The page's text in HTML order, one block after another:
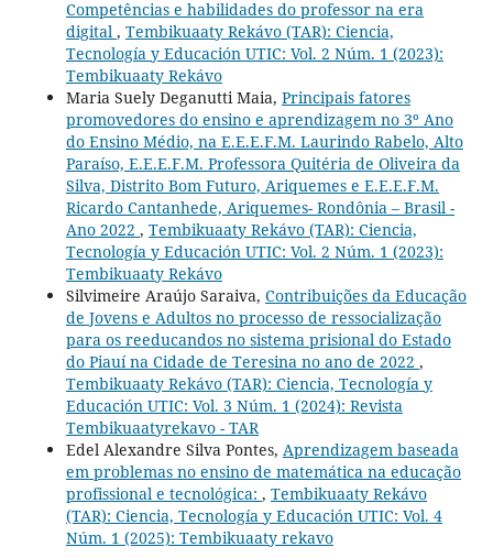
Competências e habilidades do professor na era
digital , Tembikuaaty Rekávo (TAR): Ciencia,
Tecnología y Educación UTIC: Vol. 2 Núm. 1 (2023):
Tembikuaaty Rekávo
Maria Suely Deganutti Maia, Principais fatores
promovedores do ensino e aprendizagem no 3º Ano
do Ensino Médio, na E.E.E.F.M. Laurindo Rabelo, Alto
Paraíso, E.E.E.F.M. Professora Quitéria de Oliveira da
Silva, Distrito Bom Futuro, Ariquemes e E.E.E.F.M.
Ricardo Cantanhede, Ariquemes- Rondônia – Brasil -
Ano 2022 , Tembikuaaty Rekávo (TAR): Ciencia,
Tecnología y Educación UTIC: Vol. 2 Núm. 1 (2023):
Tembikuaaty Rekávo
Silvimeire Araújo Saraiva, Contribuições da Educação
de Jovens e Adultos no processo de ressocialização
para os reeducandos no sistema prisional do Estado
do Piauí na Cidade de Teresina no ano de 2022 ,
Tembikuaaty Rekávo (TAR): Ciencia, Tecnología y
Educación UTIC: Vol. 3 Núm. 1 (2024): Revista
Tembikuaatyrekavo - TAR
Edel Alexandre Silva Pontes, Aprendizagem baseada
em problemas no ensino de matemática na educação
profissional e tecnológica: , Tembikuaaty Rekávo
(TAR): Ciencia, Tecnología y Educación UTIC: Vol. 4
Núm. 1 (2025): Tembikuaaty rekavo